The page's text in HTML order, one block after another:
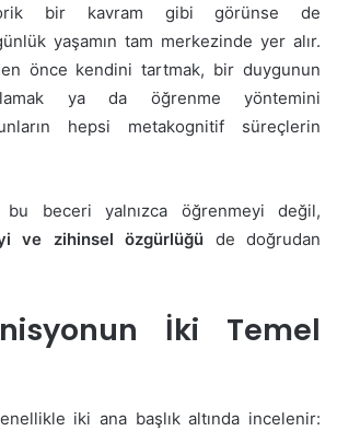
bir kavram gibi görünse de
yaşamın tam merkezinde yer alır.
önce kendini tartmak, bir duygunun
ya da öğrenme yöntemini
hepsi metakognitif süreçlerin
bu beceri yalnızca öğrenmeyi değil,
ve zihinsel özgürlüğü de doğrudan
İki Temel
iki ana başlık altında incelenir: